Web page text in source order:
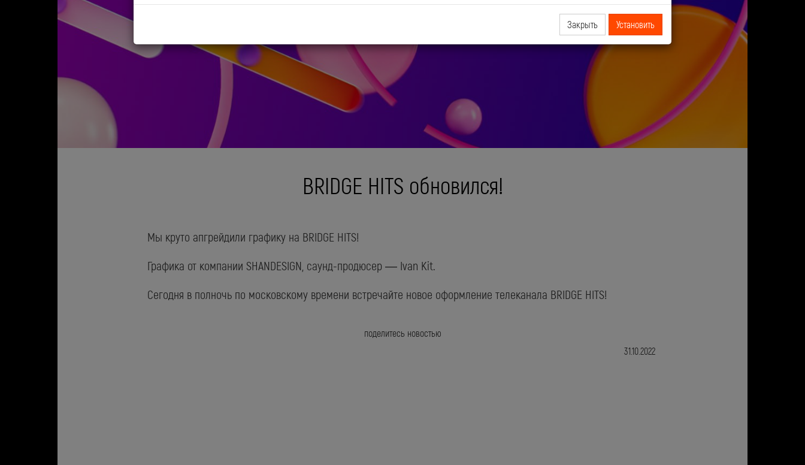
Закрыть Установить
BRIDGE HITS обновился!
Мы круто апгрейдили графику на BRIDGE HITS!
Графика от компании SHANDESIGN, саунд-продюсер — Ivan Kit.
Сегодня в полночь по московскому времени встречайте новое оформление телеканала BRIDGE HITS!
поделитесь новостью
31.10.2022